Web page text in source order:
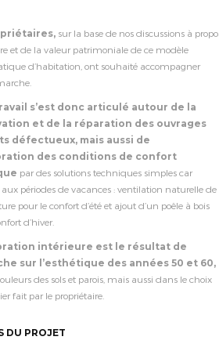
sur la base de nos discussions à
et de la valeur patrimoniale de ce modèle
d’habitation, ont souhaité accompagner
s’est donc articulé autour de la
et de la réparation des ouvrages
défectueux, mais aussi de
des conditions de confort
par des solutions techniques simples car
aux périodes de vacances : ventilation naturelle de
pour le confort d’été et ajout d’un poêle à bois
d’hiver.
intérieure est le résultat de
sur l’esthétique des années 50 et 60,
des sols et parois, mais aussi dans le choix
fait par le propriétaire.
DU PROJET